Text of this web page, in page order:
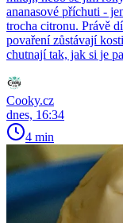
ananasové příchuti -
trocha citronu. Právě
povaření zůstávají
chutnají tak, jak si je
Cooky.cz
dnes, 16:34
4 min